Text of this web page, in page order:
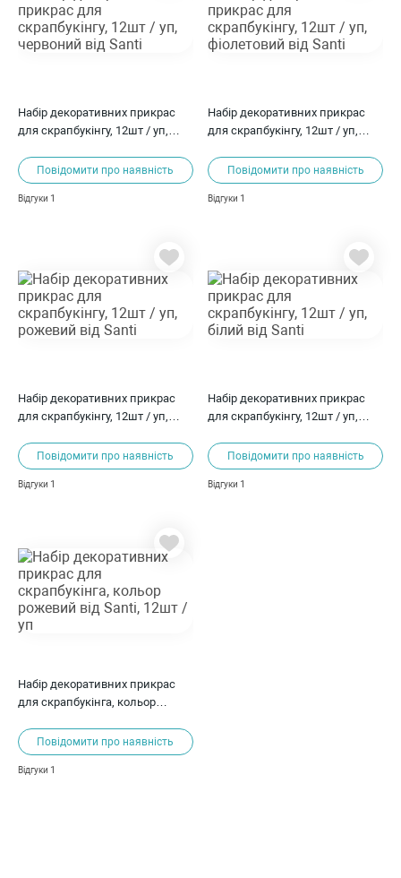
Набір декоративних прикрас
для скрапбукінгу, 12шт / уп,
Повідомити про наявність
Відгуки 1
Набір декоративних прикрас
для скрапбукінгу, 12шт / уп,
Повідомити про наявність
Відгуки 1
Набір декоративних прикрас
для скрапбукінгу, 12шт / уп,
Повідомити про наявність
Відгуки 1
Набір декоративних прикрас
для скрапбукінгу, 12шт / уп,
Повідомити про наявність
Відгуки 1
Набір декоративних прикрас
для скрапбукінга, кольор
Повідомити про наявність
Відгуки 1